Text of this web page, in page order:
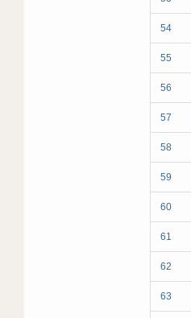
54
55
56
57
58
59
60
61
62
63